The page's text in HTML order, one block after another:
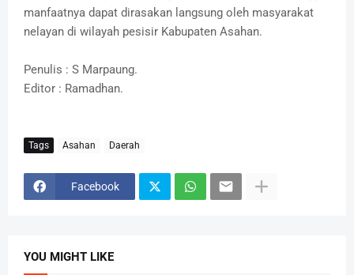
manfaatnya dapat dirasakan langsung oleh masyarakat
nelayan di wilayah pesisir Kabupaten Asahan.
Penulis : S Marpaung.
Editor : Ramadhan.
Tags Asahan Daerah
Facebook
YOU MIGHT LIKE